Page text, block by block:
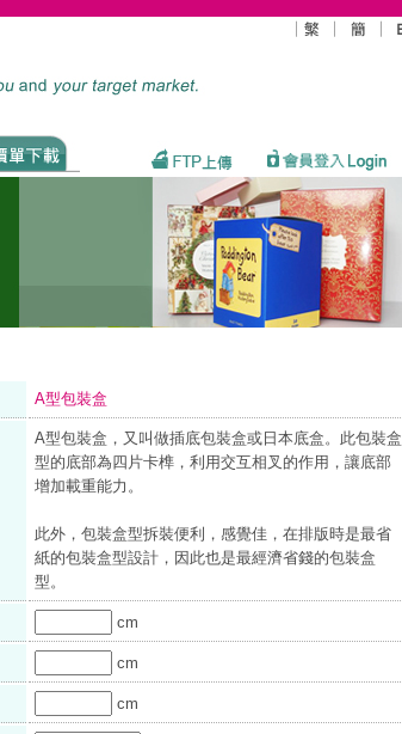
A型包裝盒
A型包裝盒，又叫做插底包裝盒或日本底盒。此包裝盒
型的底部為四片卡榫，利用交互相叉的作用，讓底部
增加載重能力。
此外，包裝盒型拆裝便利，感覺佳，在排版時是最省
紙的包裝盒型設計，因此也是最經濟省錢的包裝盒
型。
cm
cm
cm